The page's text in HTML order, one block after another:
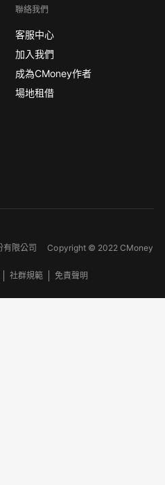
聯絡我們
客服中心
加入我們
成為CMoney作者
場地租借
份有限公司Copyright © 2022 CMoney
社群規範 免責聲明